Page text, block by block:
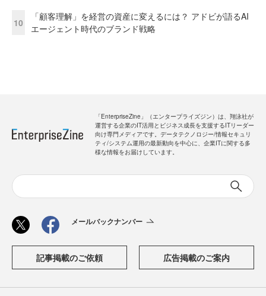
10
「顧客理解」を経営の資産に変えるには？ アドビが語るAI
エージェント時代のブランド戦略
「EnterpriseZine」（エンタープライズジン）は、翔泳社が
運営する企業のIT活用とビジネス成長を支援するITリーダー
向け専門メディアです。データテクノロジー/情報セキュリ
ティ/システム運用の最新動向を中心に、企業ITに関する多
様な情報をお届けしています。
メールバックナンバー
記事掲載のご依頼 広告掲載のご案内